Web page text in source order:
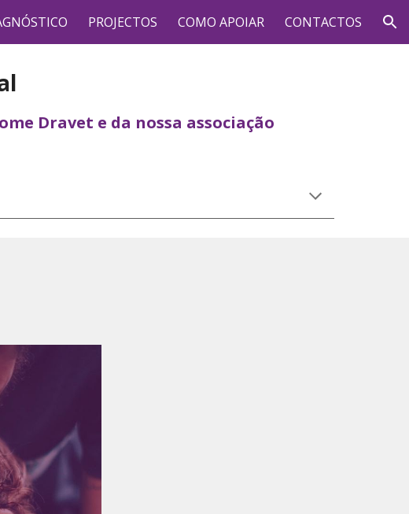
to navigation PROJECTOS COMO APOIAR CONTACTOS
Dravet e da nossa associação